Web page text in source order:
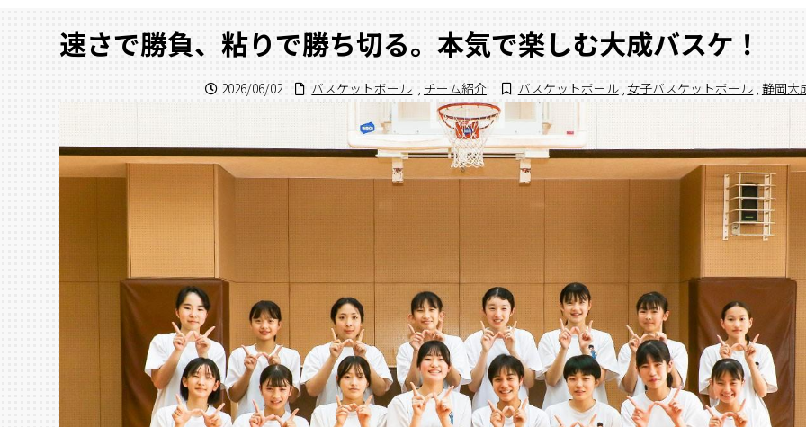
速さで勝負、粘りで勝ち切る。本気で楽しむ大成バスケ！
2026/06/02 バスケットボール , チーム紹介 バスケットボール , 女子バスケットボール , 静岡大